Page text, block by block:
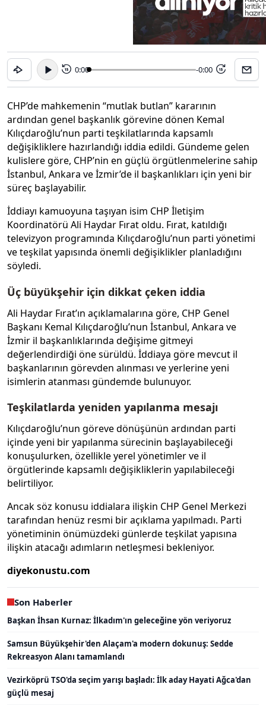
15 0:00 -0:00 15
CHP’de mahkemenin “mutlak butlan” kararının
ardından genel başkanlık görevine dönen Kemal
Kılıçdaroğlu’nun parti teşkilatlarında kapsamlı
değişikliklere hazırlandığı iddia edildi. Gündeme gelen
kulislere göre, CHP’nin en güçlü örgütlenmelerine sahip
İstanbul, Ankara ve İzmir’de il başkanlıkları için yeni bir
süreç başlayabilir.
İddiayı kamuoyuna taşıyan isim CHP İletişim
Koordinatörü Ali Haydar Fırat oldu. Fırat, katıldığı
televizyon programında Kılıçdaroğlu’nun parti yönetimi
ve teşkilat yapısında önemli değişiklikler planladığını
söyledi.
Üç büyükşehir için dikkat çeken iddia
Ali Haydar Fırat’ın açıklamalarına göre, CHP Genel
Başkanı Kemal Kılıçdaroğlu’nun İstanbul, Ankara ve
İzmir il başkanlıklarında değişime gitmeyi
değerlendirdiği öne sürüldü. İddiaya göre mevcut il
başkanlarının görevden alınması ve yerlerine yeni
isimlerin atanması gündemde bulunuyor.
Teşkilatlarda yeniden yapılanma mesajı
Kılıçdaroğlu’nun göreve dönüşünün ardından parti
içinde yeni bir yapılanma sürecinin başlayabileceği
konuşulurken, özellikle yerel yönetimler ve il
örgütlerinde kapsamlı değişikliklerin yapılabileceği
belirtiliyor.
Ancak söz konusu iddialara ilişkin CHP Genel Merkezi
tarafından henüz resmi bir açıklama yapılmadı. Parti
yönetiminin önümüzdeki günlerde teşkilat yapısına
ilişkin atacağı adımların netleşmesi bekleniyor.
diyekonustu.com
Son Haberler
Başkan İhsan Kurnaz: İlkadım'ın geleceğine yön veriyoruz
Samsun Büyükşehir'den Alaçam'a modern dokunuş: Sedde
Rekreasyon Alanı tamamlandı
Vezirköprü TSO'da seçim yarışı başladı: İlk aday Hayati Ağca'dan
güçlü mesaj